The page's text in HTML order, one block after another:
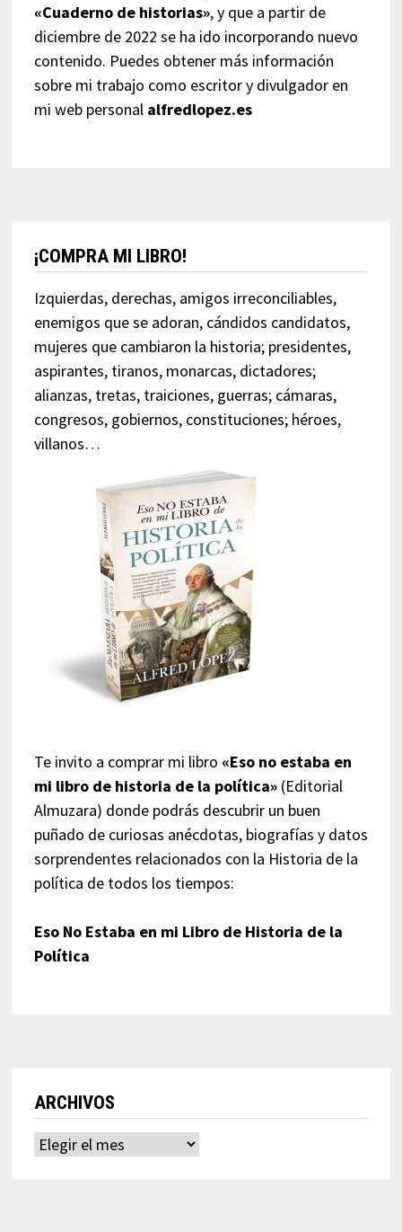
«Cuaderno de historias», y que a partir de
diciembre de 2022 se ha ido incorporando nuevo
contenido. Puedes obtener más información
sobre mi trabajo como escritor y divulgador en
mi web personal alfredlopez.es
¡COMPRA MI LIBRO!
Izquierdas, derechas, amigos irreconciliables,
enemigos que se adoran, cándidos candidatos,
mujeres que cambiaron la historia; presidentes,
aspirantes, tiranos, monarcas, dictadores;
alianzas, tretas, traiciones, guerras; cámaras,
congresos, gobiernos, constituciones; héroes,
villanos…
Te invito a comprar mi libro «Eso no estaba en
mi libro de historia de la política»(Editorial
Almuzara) donde podrás descubrir un buen
puñado de curiosas anécdotas, biografías y datos
sorprendentes relacionados con la Historia de la
política de todos los tiempos:
Eso No Estaba en mi Libro de Historia de la
Política
ARCHIVOS
Archivos